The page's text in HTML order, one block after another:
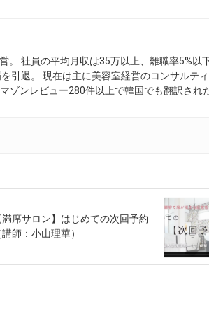
。 社員の平均月収は35万以上、離職率5%以
引退。 現在は主に美容室経営のコンサルテ
ゾンレビュー280件以上で韓国でも翻訳された
満席サロン】はじめての次回予約
講師：小山理華）